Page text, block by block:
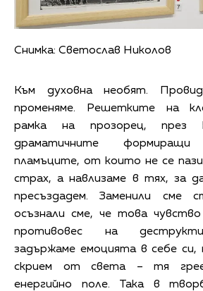
Снимка: Светослав Николов
Към духовна необят.
променяме. Решетките на
рамка на прозорец, през
драматичните
пламъците, от които не се
страх, а навлизаме в тях, за
пресъздадем. Заменили сме
осъзнали сме, че това
противовес на
задържаме емоцията в себе
скрием от света – тя
енергийно поле. Така в